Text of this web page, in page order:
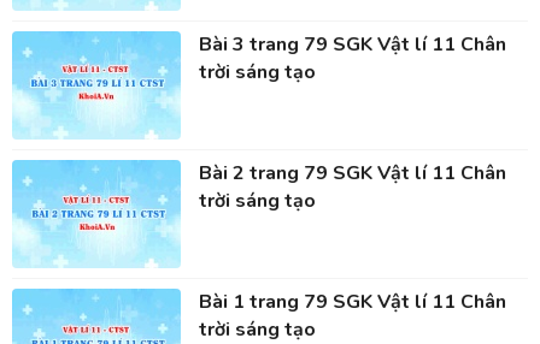
Bài 3 trang 79 SGK Vật lí 11 Chân
trời sáng tạo
Bài 2 trang 79 SGK Vật lí 11 Chân
trời sáng tạo
Bài 1 trang 79 SGK Vật lí 11 Chân
trời sáng tạo